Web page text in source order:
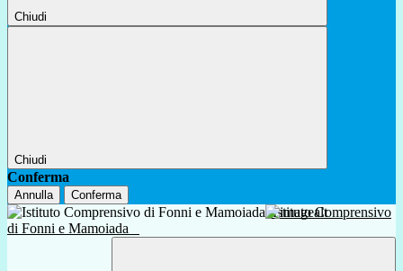
Chiudi
Chiudi
Conferma
Annulla Conferma
Istituto Comprensivo
di Fonni e Mamoiada